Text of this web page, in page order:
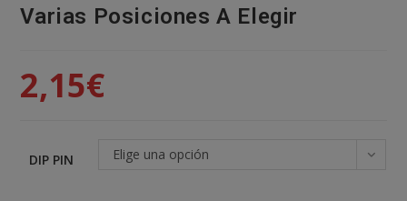
Varias Posiciones A Elegir
2,15€
DIP PIN Elige una opción